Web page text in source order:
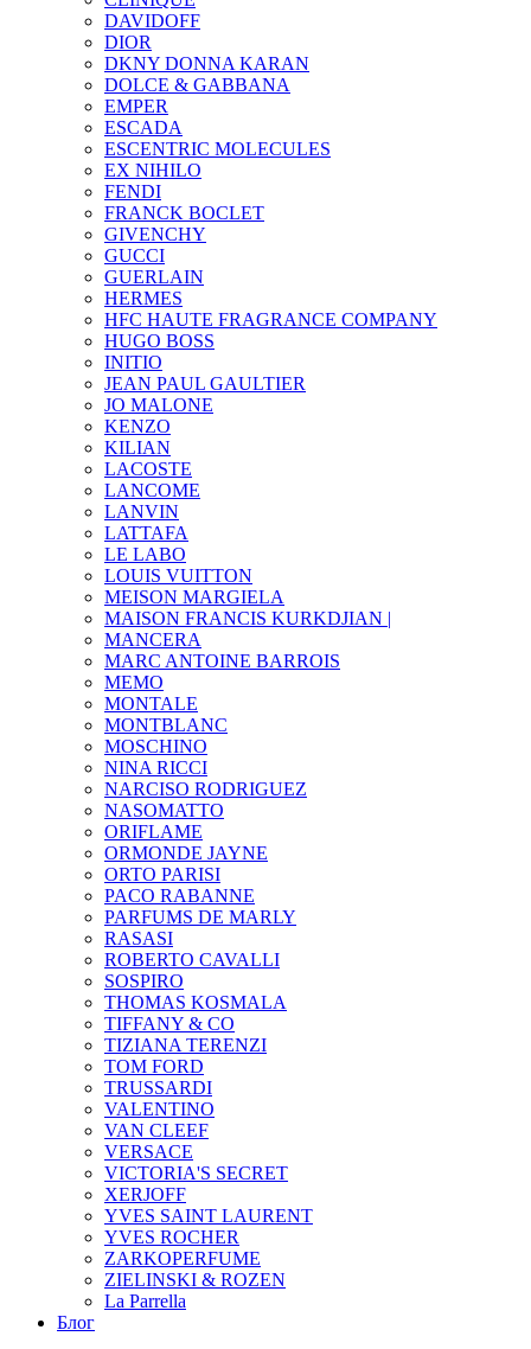
DAVIDOFF
DIOR
DKNY DONNA KARAN
DOLCE & GABBANA
EMPER
ESCADA
ESCENTRIC MOLECULES
EX NIHILO
FENDI
FRANCK BOCLET
GIVENCHY
GUCCI
GUERLAIN
HERMES
HFC HAUTE FRAGRANCE COMPANY
HUGO BOSS
INITIO
JEAN PAUL GAULTIER
JO MALONE
KENZO
KILIAN
LACOSTE
LANCOME
LANVIN
LATTAFA
LE LABO
LOUIS VUITTON
MEISON MARGIELA
MAISON FRANCIS KURKDJIAN |
MANCERA
MARC ANTOINE BARROIS
MEMO
MONTALE
MONTBLANC
MOSCHINO
NINA RICCI
NARCISO RODRIGUEZ
NASOMATTO
ORIFLAME
ORMONDE JAYNE
ORTO PARISI
PACO RABANNE
PARFUMS DE MARLY
RASASI
ROBERTO CAVALLI
SOSPIRO
THOMAS KOSMALA
TIFFANY & CO
TIZIANA TERENZI
TOM FORD
TRUSSARDI
VALENTINO
VAN CLEEF
VERSACE
VICTORIA'S SECRET
XERJOFF
YVES SAINT LAURENT
YVES ROCHER
ZARKOPERFUME
ZIELINSKI & ROZEN
La Parrella
Блог